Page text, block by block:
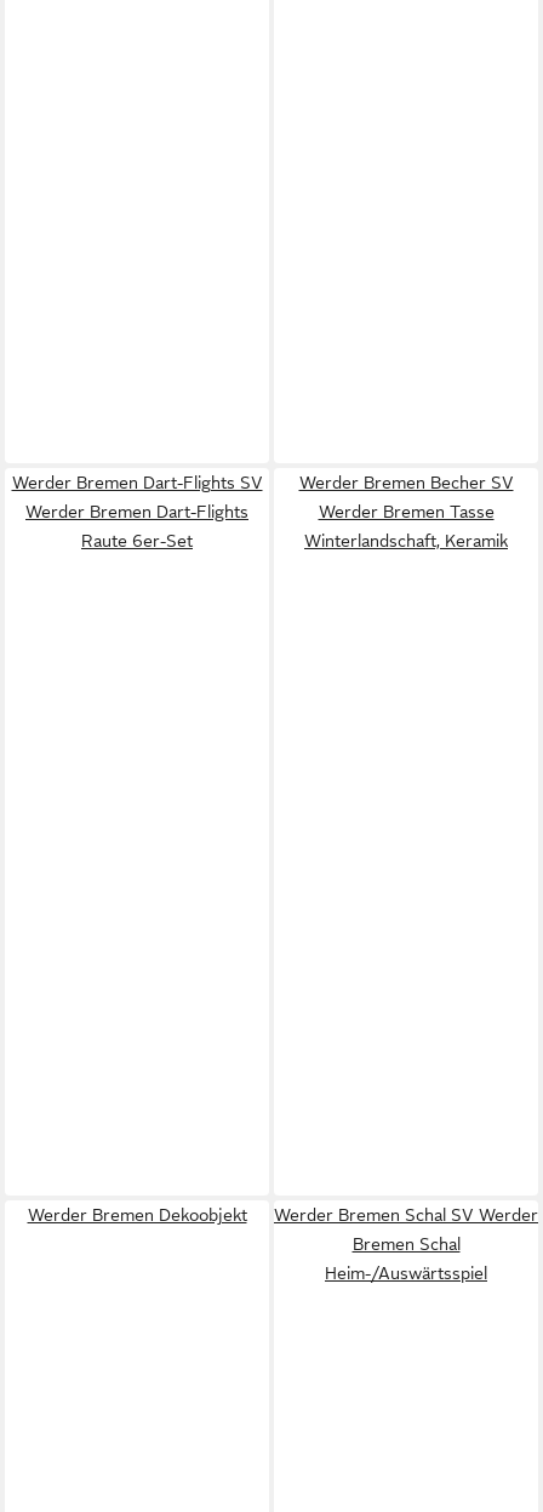
Werder Bremen Dart-Flights SV
Werder Bremen Dart-Flights
Raute 6er-Set
Werder Bremen Becher SV
Werder Bremen Tasse
Winterlandschaft, Keramik
Werder Bremen Dekoobjekt
Werder Bremen Schal SV Werder
Bremen Schal
Heim-/Auswärtsspiel